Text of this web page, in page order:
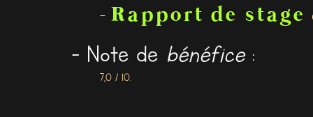
- Rapport de stage
- Note de bénéfice:
7,0 / 10.